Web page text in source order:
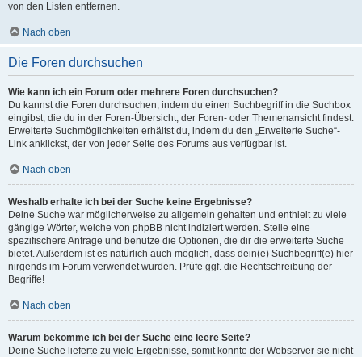
von den Listen entfernen.
Nach oben
Die Foren durchsuchen
Wie kann ich ein Forum oder mehrere Foren durchsuchen?
Du kannst die Foren durchsuchen, indem du einen Suchbegriff in die Suchbox
eingibst, die du in der Foren-Übersicht, der Foren- oder Themenansicht findest.
Erweiterte Suchmöglichkeiten erhältst du, indem du den „Erweiterte Suche“-
Link anklickst, der von jeder Seite des Forums aus verfügbar ist.
Nach oben
Weshalb erhalte ich bei der Suche keine Ergebnisse?
Deine Suche war möglicherweise zu allgemein gehalten und enthielt zu viele
gängige Wörter, welche von phpBB nicht indiziert werden. Stelle eine
spezifischere Anfrage und benutze die Optionen, die dir die erweiterte Suche
bietet. Außerdem ist es natürlich auch möglich, dass dein(e) Suchbegriff(e) hier
nirgends im Forum verwendet wurden. Prüfe ggf. die Rechtschreibung der
Begriffe!
Nach oben
Warum bekomme ich bei der Suche eine leere Seite?
Deine Suche lieferte zu viele Ergebnisse, somit konnte der Webserver sie nicht